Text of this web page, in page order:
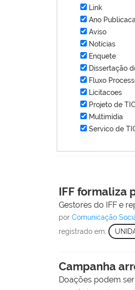
Link
Ano
Aviso
Notícias
Enquete
Dissertação
Fluxo
Licitacoes
Projeto de TIC
Multimídia
Servico de
IFF formaliza
Gestores do IFF e
porComunicação
registrado em:
Campanha
Doações podem